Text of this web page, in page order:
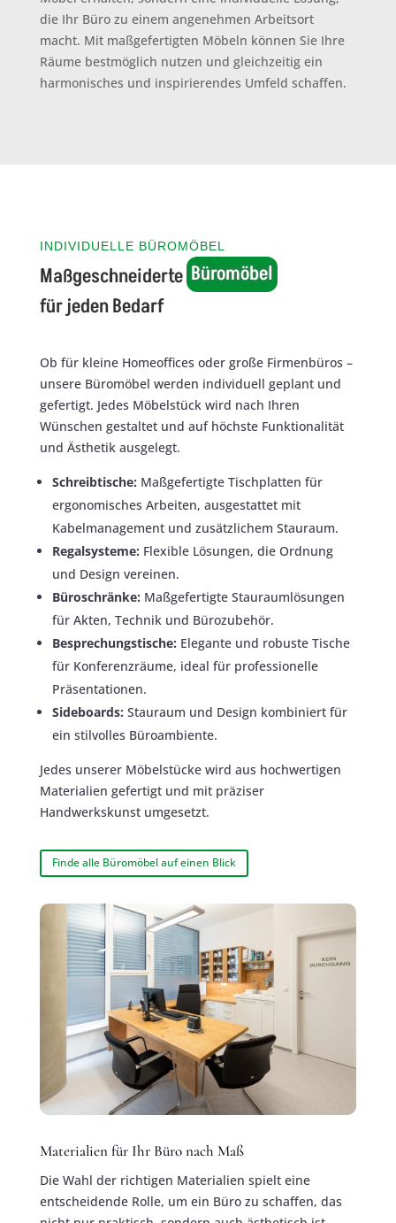
die Ihr Büro zu einem angenehmen Arbeitsort
macht. Mit maßgefertigten Möbeln können Sie Ihre
Räume bestmöglich nutzen und gleichzeitig ein
harmonisches und inspirierendes Umfeld schaffen.
INDIVIDUELLE BÜROMÖBEL
Maßgeschneiderte Büromöbel
für jeden Bedarf
Ob für kleine Homeoffices oder große Firmenbüros –
unsere Büromöbel werden individuell geplant und
gefertigt. Jedes Möbelstück wird nach Ihren
Wünschen gestaltet und auf höchste Funktionalität
und Ästhetik ausgelegt.
Schreibtische: Maßgefertigte Tischplatten für
ergonomisches Arbeiten, ausgestattet mit
Kabelmanagement und zusätzlichem Stauraum.
Regalsysteme: Flexible Lösungen, die Ordnung
und Design vereinen.
Büroschränke: Maßgefertigte Stauraumlösungen
für Akten, Technik und Bürozubehör.
Besprechungstische: Elegante und robuste Tische
für Konferenzräume, ideal für professionelle
Präsentationen.
Sideboards: Stauraum und Design kombiniert für
ein stilvolles Büroambiente.
Jedes unserer Möbelstücke wird aus hochwertigen
Materialien gefertigt und mit präziser
Handwerkskunst umgesetzt.
Finde alle Büromöbel auf einen Blick
Materialien für Ihr Büro nach Maß
Die Wahl der richtigen Materialien spielt eine
entscheidende Rolle, um ein Büro zu schaffen, das